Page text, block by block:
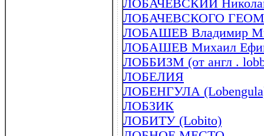
ЛОБАЧЕВСКИЙ Николай
ЛОБАЧЕВСКОГО
ЛОБАШЕВ Владимир
ЛОБАШЕВ Михаил
ЛОББИЗМ (от англ .
ЛОБЕЛИЯ
ЛОБЕНГУЛА
ЛОБЗИК
ЛОБИТУ (Lobito)